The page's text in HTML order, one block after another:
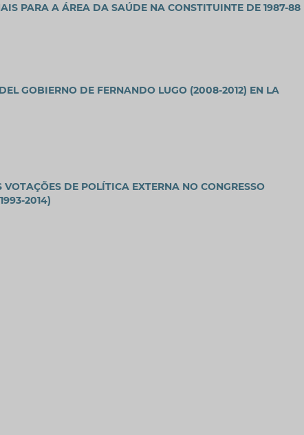
PARA A ÁREA DA SAÚDE NA CONSTITUINTE DE 1987-88
GOBIERNO DE FERNANDO LUGO (2008-2012) EN LA
DE POLÍTICA EXTERNA NO CONGRESSO
2014)